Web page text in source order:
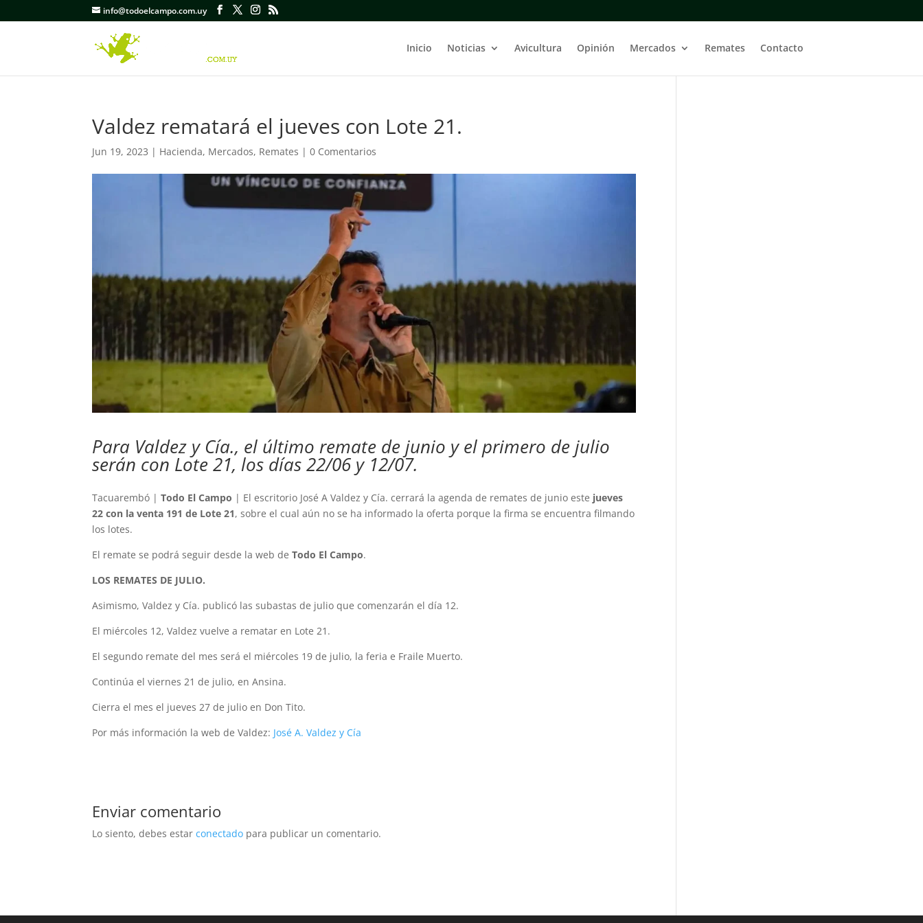
info@todoelcampo.com.uy
Inicio Noticias Avicultura Opinión Mercados Remates Contacto
Valdez rematará el jueves con Lote 21.
Jun 19, 2023 | Hacienda, Mercados, Remates |0 Comentarios
Para Valdez y Cía., el último remate de junio y el primero de julio
serán con Lote 21, los días 22/06 y 12/07.
Tacuarembó |Todo El Campo | El escritorio José A Valdez y Cía. cerrará la agenda de remates de junio este jueves
22 con la venta 191 de Lote 21, sobre el cual aún no se ha informado la oferta porque la firma se encuentra filmando
los lotes.
El remate se podrá seguir desde la web deTodo El Campo.
LOS REMATES DE JULIO.
Asimismo, Valdez y Cía. publicó las subastas de julio que comenzarán el día 12.
El miércoles 12, Valdez vuelve a rematar en Lote 21.
El segundo remate del mes será el miércoles 19 de julio, la feria e Fraile Muerto.
Continúa el viernes 21 de julio, en Ansina.
Cierra el mes el jueves 27 de julio en Don Tito.
Por más información la web de Valdez: José A. Valdez y Cía
Enviar comentario
Lo siento, debes estarconectado para publicar un comentario.